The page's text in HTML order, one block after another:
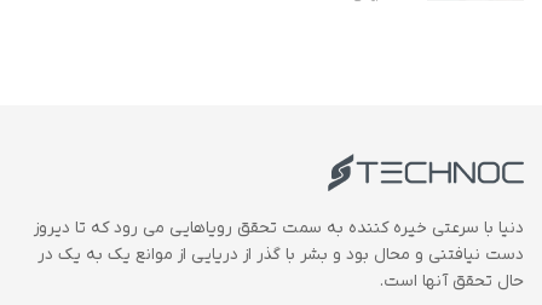
دنیا با سرعتی خیره کننده به سمت تحقق رویاهایی می رود که تا دیروز
دست نیافتنی و محال بود و بشر با گذر از دریایی از موانع یک به یک در
حال تحقق آنها است.